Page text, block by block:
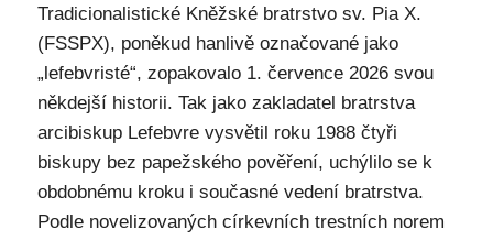
Tradicionalistické Kněžské bratrstvo sv. Pia X.
(FSSPX), poněkud hanlivě označované jako
„lefebvristé“, zopakovalo 1. července 2026 svou
někdejší historii. Tak jako zakladatel bratrstva
arcibiskup Lefebvre vysvětil roku 1988 čtyři
biskupy bez papežského pověření, uchýlilo se k
obdobnému kroku i současné vedení bratrstva.
Podle novelizovaných církevních trestních norem